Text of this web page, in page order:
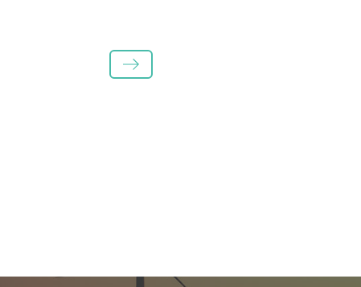
LÄS MER